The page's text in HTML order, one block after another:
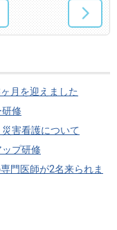
月を迎えました
研修
害看護について
プ研修
門医師が2名来られま